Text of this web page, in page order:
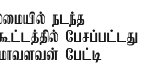
நடந்த
பேசப்பட்டது
பேட்டி